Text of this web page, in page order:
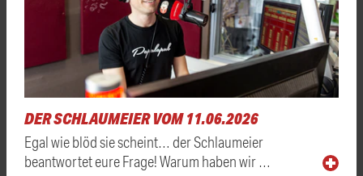
DER SCHLAUMEIER VOM 11.06.2026
Egal wie blöd sie scheint… der Schlaumeier
beantwortet eure Frage! Warum haben wir …